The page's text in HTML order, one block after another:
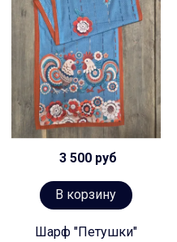
3 500 руб
В корзину
Шарф "Петушки"